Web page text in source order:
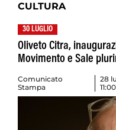
CULTURA
30 LUGLIO
Oliveto Citra,
Movimento e Sale
Comunicato
Stampa
28
11:00